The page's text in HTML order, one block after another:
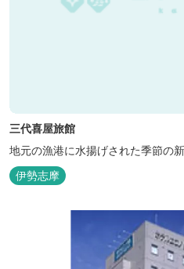
三代喜屋旅館
地元の漁港に水揚げされた季節の
伊勢志摩